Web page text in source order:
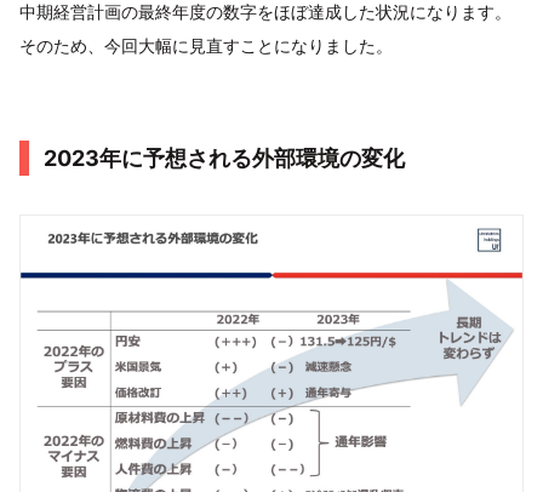
中期経営計画の最終年度の数字をほぼ達成した状況になります。
そのため、今回大幅に見直すことになりました。
2023年に予想される外部環境の変化